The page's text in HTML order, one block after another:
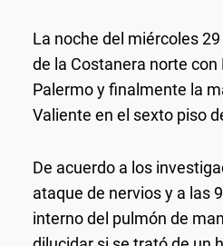
La noche del miércoles
de la Costanera norte
Palermo y finalmente la
Valiente en el sexto piso
De acuerdo a los
ataque de nervios y a las
interno del pulmón de